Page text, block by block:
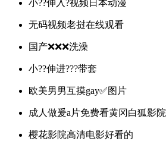
小??伸入?视频日本动漫
无码视频老挝在线观看
国产❌❌❌洗澡
小??伸进???带套
欧美男男互摸gay✅图片
成人做爰a片免费看黄冈白狐影院
樱花影院高清电影好看的